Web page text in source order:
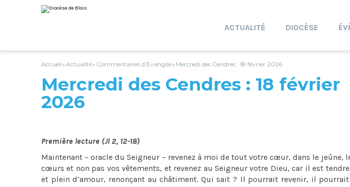
au
contenu.
personnels
ACTUALITÉ DIOCÈSE
Accueil › Actualité› Commentaires d’Évangile› Mercredi des Cendres : 18 février 2026
Mercredi des Cendres : 18 février
2026
Première lecture (Jl 2, 12-18)
Maintenant – oracle du Seigneur – revenez à moi de tout votre cœur, dans le jeûne,
cœurs et non pas vos vêtements, et revenez au Seigneur votre Dieu, car il est
et plein d’amour, renonçant au châtiment. Qui sait ? Il pourrait revenir, il